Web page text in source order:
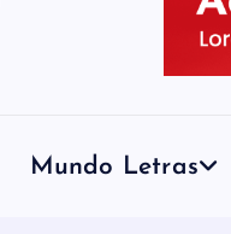
Mundo Letras